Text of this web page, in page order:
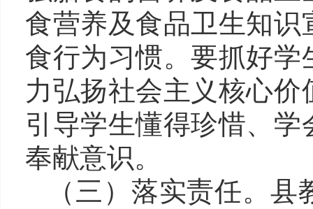
食营养及食品卫生知
食行为习惯。要抓好
力弘扬社会主义核心
引导学生懂得珍惜、学
奉献意识。
（三 ） 落实责任。 县